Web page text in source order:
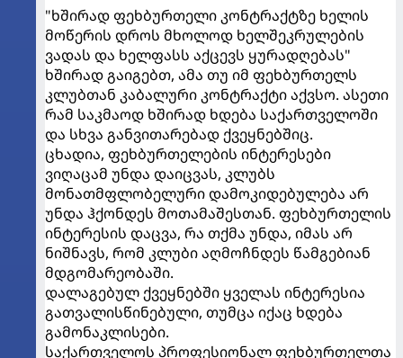
"ხშირად ფეხბურთელი კონტრაქტზე ხელის
მოწერის დროს მხოლოდ ხელშეკრულების
ვადას და ხელფასს აქცევს ყურადღებას"
ხშირად გაიგებთ, ამა თუ იმ ფეხბურთელს
კლუბთან კაბალური კონტრაქტი აქვსო. ასეთი
რამ საკმაოდ ხშირად ხდება საქართველოში
და სხვა განვითარებად ქვეყნებშიც.
ცხადია, ფეხბურთელების ინტერესები
ვიღაცამ უნდა დაიცვას, კლუბს
მონათმფლობელური დამოკიდებულება არ
უნდა ჰქონდეს მოთამაშესთან. ფეხბურთელის
ინტერესის დაცვა, რა თქმა უნდა, იმას არ
ნიშნავს, რომ კლუბი აღმოჩნდეს წამგებიან
მდგომარეობაში.
დალაგებულ ქვეყნებში ყველას ინტერესია
გათვალისწინებული, თუმცა იქაც ხდება
გამონაკლისები.
საქართველოს პროფესიონალ ფეხბურთელთა